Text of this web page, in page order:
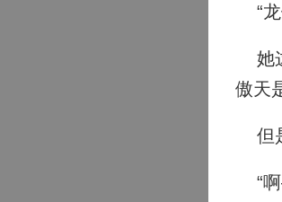
“龙
她
傲天
但
“啊